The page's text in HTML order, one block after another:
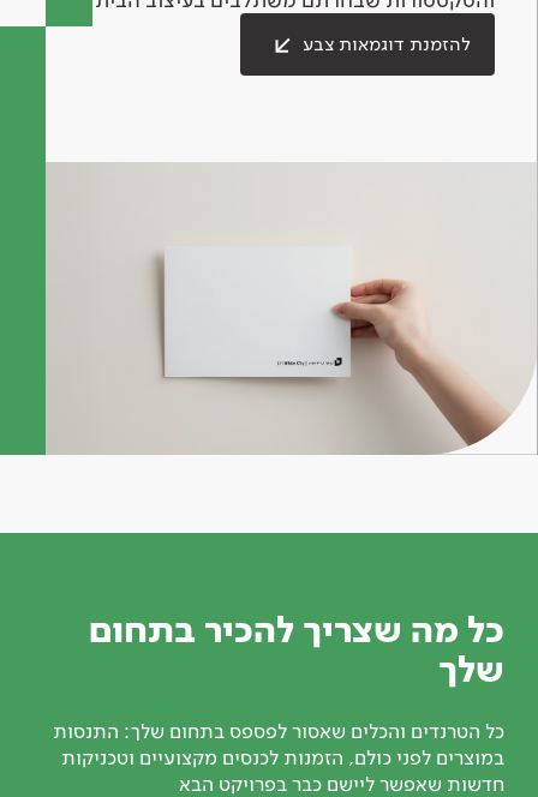
להזמנת דוגמאות צבע
כל מה שצריך להכיר בתחום
שלך
כל הטרנדים והכלים שאסור לפספס בתחום שלך: התנסות
במוצרים לפני כולם, הזמנות לכנסים מקצועיים וטכניקות
חדשות שאפשר ליישם כבר בפרויקט הבא